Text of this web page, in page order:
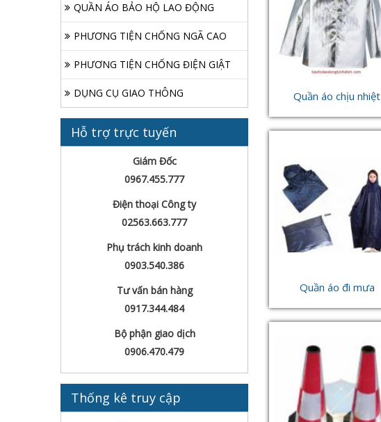
Quần áo chịu nhiệt
Quần áo đi mưa
QUẦN ÁO BẢO HỘ LAO ĐỘNG
PHƯƠNG TIỆN CHỐNG NGÃ CAO
PHƯƠNG TIỆN CHỐNG ĐIỆN GIẬT
DỤNG CỤ GIAO THÔNG
Hỗ trợ trực tuyến
Giám Đốc
0967.455.777
Điện thoại Công ty
02563.663.777
Phụ trách kinh doanh
0903.540.386
Tư vấn bán hàng
0917.344.484
Bộ phận giao dịch
0906.470.479
Thống kê truy cập